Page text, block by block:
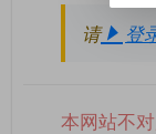
请 登
本网站不